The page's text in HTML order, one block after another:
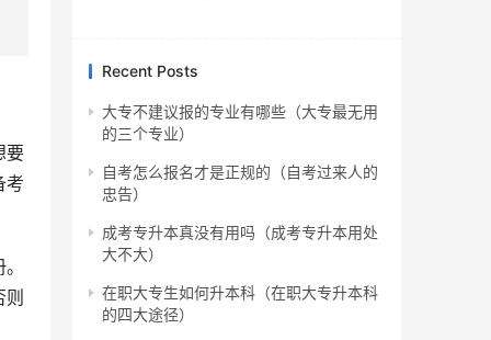
要
考
Recent Posts
大专不建议报的专业有哪些（大专最无用
的三个专业）
自考怎么报名才是正规的（自考过来人的
忠告）
成考专升本真没有用吗（成考专升本用处
大不大）
在职大专生如何升本科（在职大专升本科
的四大途径）